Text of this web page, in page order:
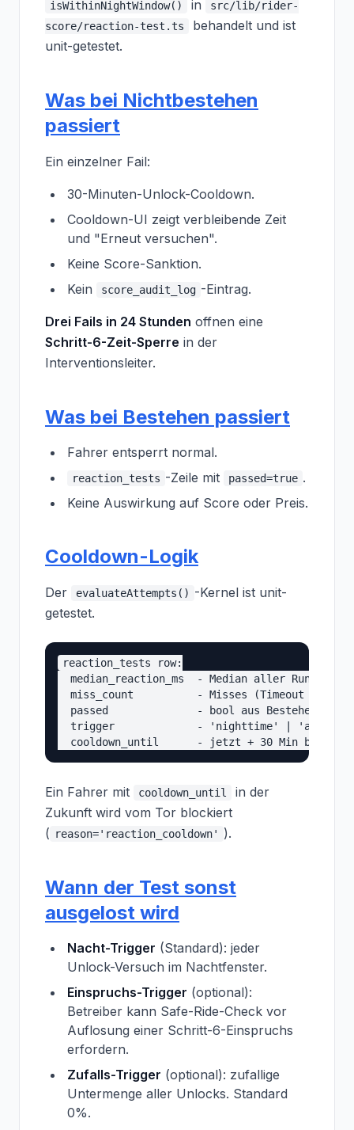
isWithinNightWindow() in
src/lib/rider-
score/reaction-test.ts
behandelt und ist
unit-getestet.
Was bei Nichtbestehen
passiert
Ein einzelner Fail:
30-Minuten-Unlock-Cooldown.
Cooldown-UI zeigt verbleibende Zeit
und "Erneut versuchen".
Keine Score-Sanktion.
Kein
score_audit_log -Eintrag.
Drei Fails in 24 Stunden offnen eine
Schritt-6-Zeit-Sperre in der
Interventionsleiter.
Was bei Bestehen passiert
Fahrer entsperrt normal.
reaction_tests -Zeile mit passed=true .
Keine Auswirkung auf Score oder Preis.
Cooldown-Logik
Der evaluateAttempts() -Kernel ist unit-
getestet.
reaction_tests row:
  median_reaction_ms  - Median aller Runden
miss_count          - Misses (Timeout &gt;=
passed              - bool aus
trigger             - 'nighttime' | 'appeal'
Ein Fahrer mit cooldown_until
in der
Zukunft wird vom Tor blockiert
( reason='reaction_cooldown' ).
Wann der Test sonst
ausgelost wird
Nacht-Trigger (Standard): jeder
Unlock-Versuch im Nachtfenster.
Einspruchs-Trigger (optional):
Betreiber kann Safe-Ride-Check vor
Auflosung einer Schritt-6-Einspruchs
erfordern.
Zufalls-Trigger (optional): zufallige
Untermenge aller Unlocks. Standard
0%.